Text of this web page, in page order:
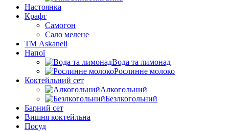
Настоянка
Крафт
Самогон
Сало мелене
ТМ Askaneli
Напої
Вода та лимонад
Рослинне молоко
Коктейльний сет
Алкогольний
Безлкогольний
Барний сет
Вишня коктейльна
Посуд